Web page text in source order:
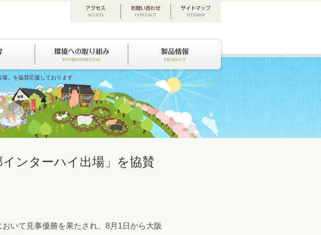
」を協賛応援しております
インターハイ出場」を協賛
いて見事優勝を果たされ、8月1日から大阪